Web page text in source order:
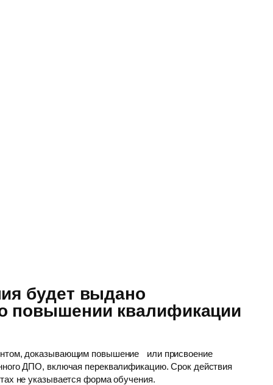
будет выдано
повышении квалификации
доказывающим повышение или присвоение
ДПО, включая переквалификацию. Срок действия
не указывается форма обучения.